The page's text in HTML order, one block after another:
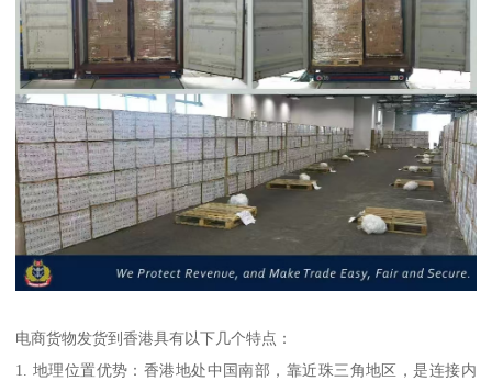
电商货物发货到香港具有以下几个特点：
1. 地理位置优势：香港地处中国南部，靠近珠三角地区，是连接内